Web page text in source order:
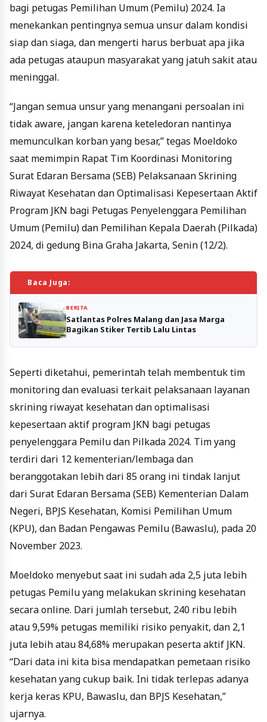
bagi petugas Pemilihan Umum (Pemilu) 2024. Ia
menekankan pentingnya semua unsur dalam kondisi
siap dan siaga, dan mengerti harus berbuat apa jika
ada petugas ataupun masyarakat yang jatuh sakit atau
meninggal.
“Jangan semua unsur yang menangani persoalan ini
tidak aware, jangan karena keteledoran nantinya
memunculkan korban yang besar,” tegas Moeldoko
saat memimpin Rapat Tim Koordinasi Monitoring
Surat Edaran Bersama (SEB) Pelaksanaan Skrining
Riwayat Kesehatan dan Optimalisasi Kepesertaan Aktif
Program JKN bagi Petugas Penyelenggara Pemilihan
Umum (Pemilu) dan Pemilihan Kepala Daerah (Pilkada)
2024, di gedung Bina Graha Jakarta, Senin (12/2).
Baca Juga:
BERITA
Satlantas Polres Malang dan Jasa Marga
Bagikan Stiker Tertib Lalu Lintas
Seperti diketahui, pemerintah telah membentuk tim
monitoring dan evaluasi terkait pelaksanaan layanan
skrining riwayat kesehatan dan optimalisasi
kepesertaan aktif program JKN bagi petugas
penyelenggara Pemilu dan Pilkada 2024. Tim yang
terdiri dari 12 kementerian/lembaga dan
beranggotakan lebih dari 85 orang ini tindak lanjut
dari Surat Edaran Bersama (SEB) Kementerian Dalam
Negeri, BPJS Kesehatan, Komisi Pemilihan Umum
(KPU), dan Badan Pengawas Pemilu (Bawaslu), pada 20
November 2023.
Moeldoko menyebut saat ini sudah ada 2,5 juta lebih
petugas Pemilu yang melakukan skrining kesehatan
secara online. Dari jumlah tersebut, 240 ribu lebih
atau 9,59% petugas memiliki risiko penyakit, dan 2,1
juta lebih atau 84,68% merupakan peserta aktif JKN.
“Dari data ini kita bisa mendapatkan pemetaan risiko
kesehatan yang cukup baik. Ini tidak terlepas adanya
kerja keras KPU, Bawaslu, dan BPJS Kesehatan,”
ujarnya.